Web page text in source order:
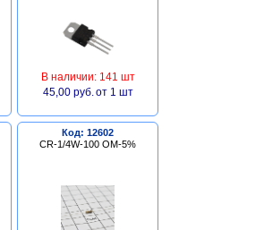
В наличии: 141 шт
45,00 руб. от 1 шт
Код: 12602
CR-1/4W-100 ОМ-5%